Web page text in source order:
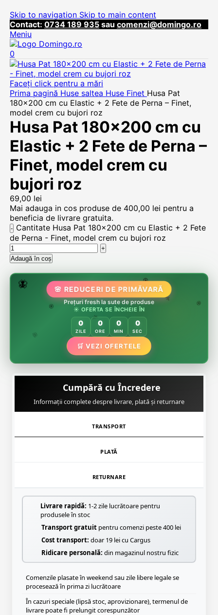
Skip to navigation Skip to main content
Contact: 0734 189 935 sau comenzi@domingo.ro
Meniu
0
Faceți click pentru a mări
Prima pagină Huse saltea Huse Finet Husa Pat
180×200 cm cu Elastic + 2 Fete de Perna – Finet,
model crem cu bujori roz
Husa Pat 180×200 cm cu
Elastic + 2 Fete de Perna –
Finet, model crem cu
bujori roz
69,00 lei
Mai adauga in cos produse de 400,00 lei pentru a
beneficia de livrare gratuita.
Cantitate Husa Pat 180x200 cm cu Elastic + 2 Fete
de Perna - Finet, model crem cu bujori roz
Adaugă în coș
🌸
🌿
🌸
🏵️
🌿
🌷
🦋 🌸 REDUCERI DE PRIMĂVARĂ
Prețuri fresh la sute de produse
☀️ OFERTA SE ÎNCHEIE ÎN
0
ZILE
0
ORE
0
MIN
0
SEC
🛒 VEZI OFERTELE
Cumpără cu Încredere
Informații complete despre livrare, plată și returnare
TRANSPORT
PLATĂ
RETURNARE
Livrare rapidă: 1-2 zile lucrătoare pentru
produsele în stoc
Transport gratuit pentru comenzi peste 400 lei
Cost transport: doar 19 lei cu Cargus
Ridicare personală: din magazinul nostru fizic
Comenzile plasate în weekend sau zile libere legale se
procesează în prima zi lucrătoare
În cazuri speciale (lipsă stoc, aprovizionare), termenul de
livrare poate fi prelungit corespunzător